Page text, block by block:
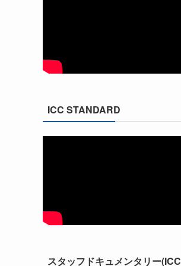
ICC STANDARD
スタッフドキュメンタリー(ICC